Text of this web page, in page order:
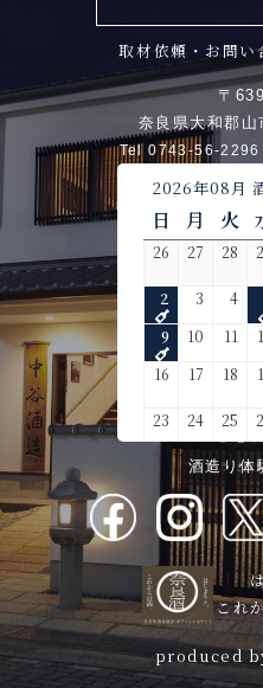
取材依頼・お問
〒
奈良県大和郡
Tel 0743-56-
酒造り体
これ
produced